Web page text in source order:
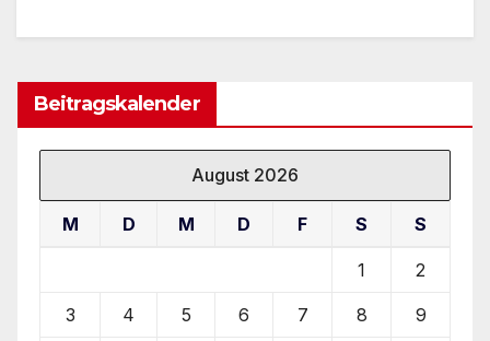
Beitragskalender
August 2026
M D M D F S S
1 2
3 4 5 6 7 8 9